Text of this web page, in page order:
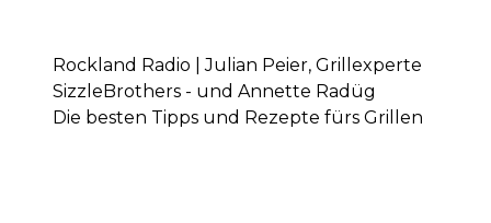
Rockland Radio | Julian Peier, Grillexperte
SizzleBrothers - und Annette Radüg
Die besten Tipps und Rezepte fürs Grillen